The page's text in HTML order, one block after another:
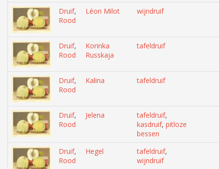
Druif,
Rood
Léon Milot wijndruif
Druif,
Rood
Korinka
Russkaja
tafeldruif
Druif,
Rood
Kalina tafeldruif
Druif,
Rood
Jelena tafeldruif,
kasdruif, pitloze
bessen
Druif,
Rood
Hegel tafeldruif,
wijndruif